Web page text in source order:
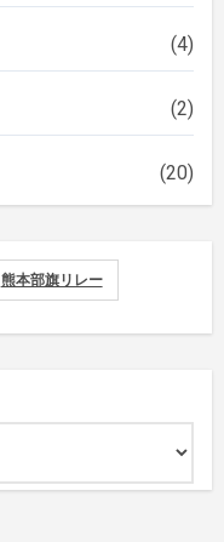
(4)
(2)
(20)
熊本部旗リレー